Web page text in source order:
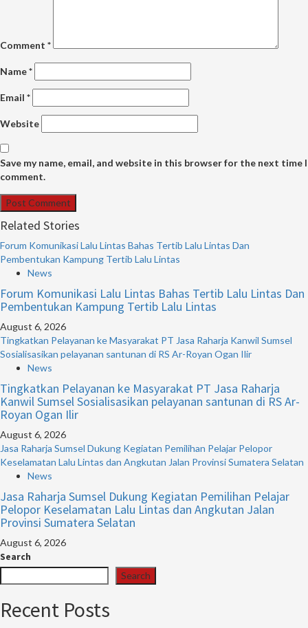
Comment *
Name*
Email *
Website
Save my name, email, and website in this browser for the next time I
comment.
Related Stories
Forum Komunikasi Lalu Lintas Bahas Tertib Lalu Lintas Dan
Pembentukan Kampung Tertib Lalu Lintas
News
Forum Komunikasi Lalu Lintas Bahas Tertib Lalu Lintas Dan
Pembentukan Kampung Tertib Lalu Lintas
August 6, 2026
Tingkatkan Pelayanan ke Masyarakat PT Jasa Raharja Kanwil Sumsel
Sosialisasikan pelayanan santunan di RS Ar-Royan Ogan Ilir
News
Tingkatkan Pelayanan ke Masyarakat PT Jasa Raharja
Kanwil Sumsel Sosialisasikan pelayanan santunan di RS Ar-
Royan Ogan Ilir
August 6, 2026
Jasa Raharja Sumsel Dukung Kegiatan Pemilihan Pelajar Pelopor
Keselamatan Lalu Lintas dan Angkutan Jalan Provinsi Sumatera Selatan
News
Jasa Raharja Sumsel Dukung Kegiatan Pemilihan Pelajar
Pelopor Keselamatan Lalu Lintas dan Angkutan Jalan
Provinsi Sumatera Selatan
August 6, 2026
Search
Search
Recent Posts